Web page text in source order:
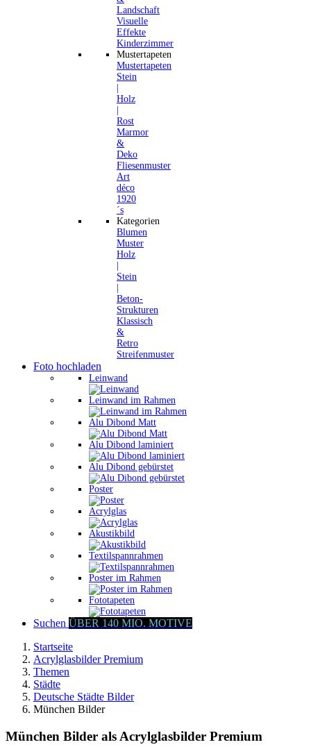
Landschaft
Visuelle
Effekte
Kinderzimmer
Mustertapeten
Mustertapeten
Stein
Holz
Rost
Marmor
&
Deko
Fliesenmuster
Art
déco
1920
´s
Kategorien
Blumen
Muster
Holz
Stein
Beton-
Strukturen
Klassisch
&
Retro
Streifenmuster
Foto hochladen
Leinwand
Leinwand im Rahmen
Alu Dibond Matt
Alu Dibond laminiert
Alu Dibond gebürstet
Poster
Acrylglas
Akustikbild
Textilspannrahmen
Poster im Rahmen
Fototapeten
Suchen ÜBER 140 MIO. MOTIVE
Startseite
Acrylglasbilder Premium
Themen
Städte
Deutsche Städte Bilder
München Bilder
München Bilder als Acrylglasbilder Premium